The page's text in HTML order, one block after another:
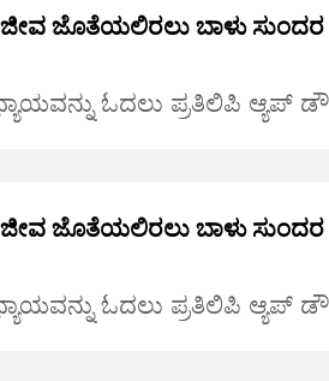
ಜೊತೆಯಲಿರಲು ಬಾಳು
ಓದಲು ಪ್ರತಿಲಿಪಿ ಆ್ಯಪ್
ಜೊತೆಯಲಿರಲು ಬಾಳು
ಓದಲು ಪ್ರತಿಲಿಪಿ ಆ್ಯಪ್